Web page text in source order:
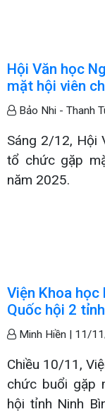
Hội Văn học
mặt hội viên
Bảo Nhi - Thanh
Sáng 2/12, Hội
tổ chức gặp
năm 2025.
Viện Khoa
Quốc hội 2
Minh Hiền | 11/
Chiều 10/11,
chức buổi gặp
hội tỉnh Ninh